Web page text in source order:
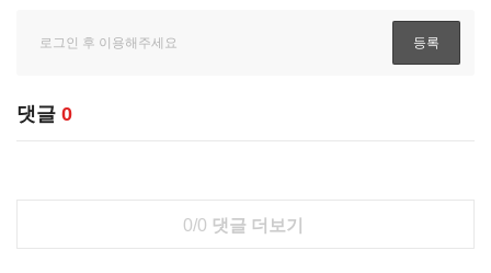
댓글 0
0/0 댓글 더보기